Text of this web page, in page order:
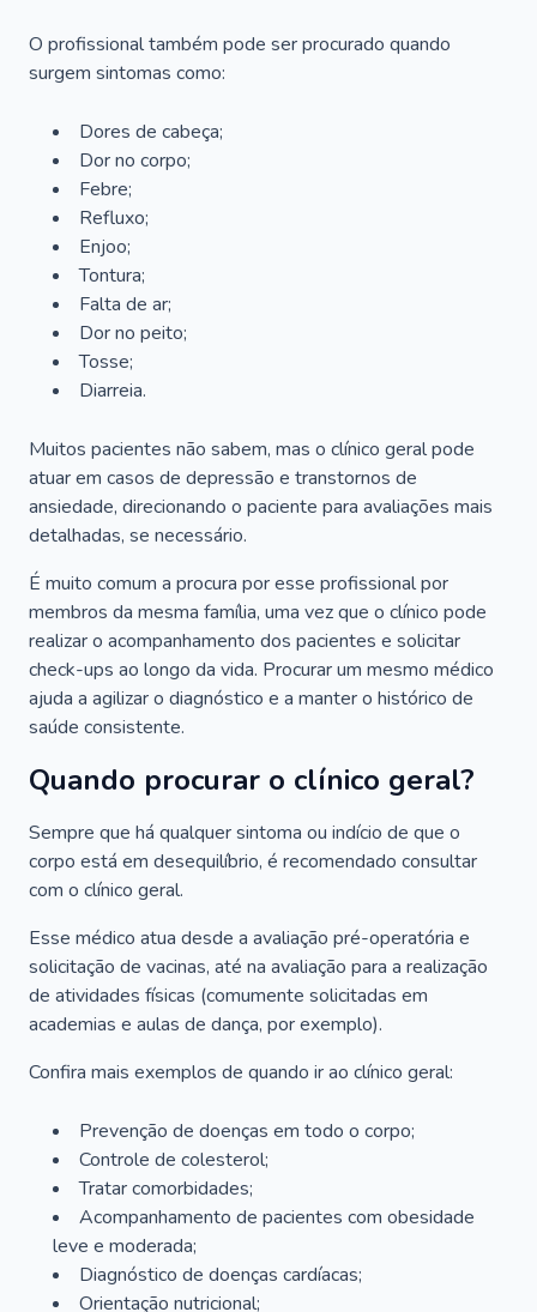
O profissional também pode ser procurado quando
surgem sintomas como:
Dores de cabeça;
Dor no corpo;
Febre;
Refluxo;
Enjoo;
Tontura;
Falta de ar;
Dor no peito;
Tosse;
Diarreia.
Muitos pacientes não sabem, mas o clínico geral pode
atuar em casos de depressão e transtornos de
ansiedade, direcionando o paciente para avaliações mais
detalhadas, se necessário.
É muito comum a procura por esse profissional por
membros da mesma família, uma vez que o clínico pode
realizar o acompanhamento dos pacientes e solicitar
check-ups ao longo da vida. Procurar um mesmo médico
ajuda a agilizar o diagnóstico e a manter o histórico de
saúde consistente.
Quando procurar o clínico geral?
Sempre que há qualquer sintoma ou indício de que o
corpo está em desequilíbrio, é recomendado consultar
com o clínico geral.
Esse médico atua desde a avaliação pré-operatória e
solicitação de vacinas, até na avaliação para a realização
de atividades físicas (comumente solicitadas em
academias e aulas de dança, por exemplo).
Confira mais exemplos de quando ir ao clínico geral:
Prevenção de doenças em todo o corpo;
Controle de colesterol;
Tratar comorbidades;
Acompanhamento de pacientes com obesidade
leve e moderada;
Diagnóstico de doenças cardíacas;
Orientação nutricional;